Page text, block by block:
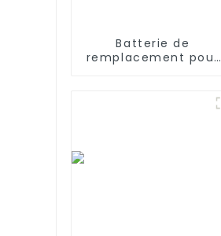
Batterie de
remplacement pour